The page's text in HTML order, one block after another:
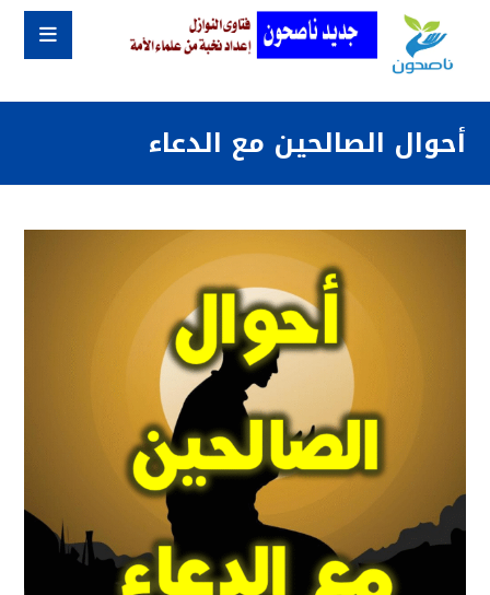
أحوال الصالحين مع الدعاء